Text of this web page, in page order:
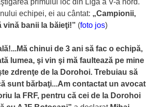
primului loc din Liga a V-a nord.
echipei, ei au cântat: „Campionii,
vină banii la băieţi!” (foto jos)
chinui de 3 ani să fac o echipă,
lumea, şi vin şi mă faultează pe mine
zdrenţe de la Dorohoi. Trebuiau să
sunt bărbaţi...Am contactat un avocat
la FRF, pentru că cei de la Dorohoi